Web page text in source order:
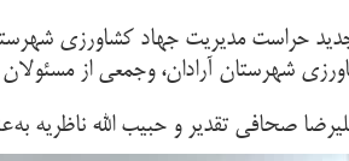
حراست مدیریت جهاد کشاورزی
شهرستان آرادان، وجمعی از
صحافی تقدیر و حبیب الله